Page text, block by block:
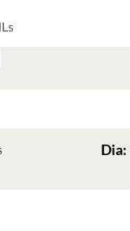
Dia: